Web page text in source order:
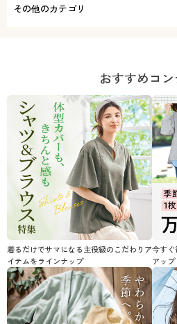
その他のカテゴリ
おすすめコ
着るだけでサマになる主役級のこだわりア
イテムをラインナップ
今すぐ
アップ